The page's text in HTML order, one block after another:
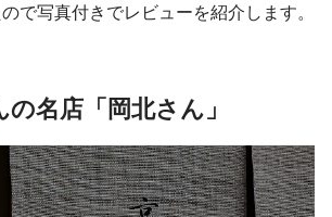
で写真付きでレビューを紹介します。
名店「岡北さん」